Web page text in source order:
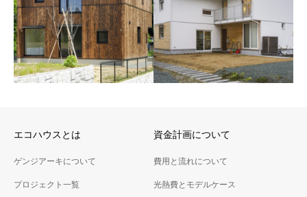
青森県青森市のエコハウス
飯豊型エコハウス
山形県飯豊町 ※みかんぐみで
紫波型エコハウス
岩手県紫波町※みかんぐみで
エコハウスとは
ゲンジアーキについて
プロジェクト一覧
資金計画について
費用と流れについて
光熱費とモデルケース